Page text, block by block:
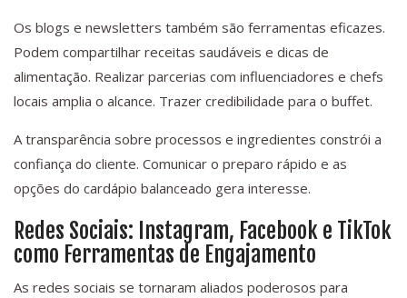
Os blogs e newsletters também são ferramentas eficazes.
Podem compartilhar receitas saudáveis e dicas de
alimentação. Realizar parcerias com influenciadores e chefs
locais amplia o alcance. Trazer credibilidade para o buffet.
A transparência sobre processos e ingredientes constrói a
confiança do cliente. Comunicar o preparo rápido e as
opções do cardápio balanceado gera interesse.
Redes Sociais: Instagram, Facebook e TikTok
como Ferramentas de Engajamento
As redes sociais se tornaram aliados poderosos para